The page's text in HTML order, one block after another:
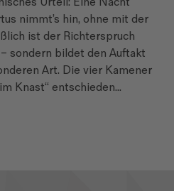
nimmt’s hin, ohne mit der
ist der Richterspruch
sondern bildet den Auftakt
Art. Die vier Kamener
Knast“ entschieden...